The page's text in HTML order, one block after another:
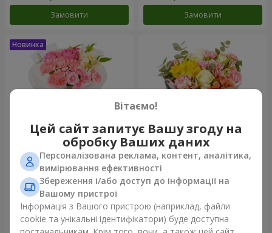
Замовити Замовити
Букет "Рожевий зефір"
1 528 грн
Замовити
Букет "Дзінтарс"
Замовити
Вітаємо!
Цей сайт запитує Вашу згоду на
обробку Ваших даних
Персоналізована реклама, контент, аналітика,
вимірювання ефективності
Збереження і/або доступ до інформації на
Вашому пристрої
Інформація з Вашого пристрою (наприклад, файли
cookie та унікальні ідентифікатори) буде доступна